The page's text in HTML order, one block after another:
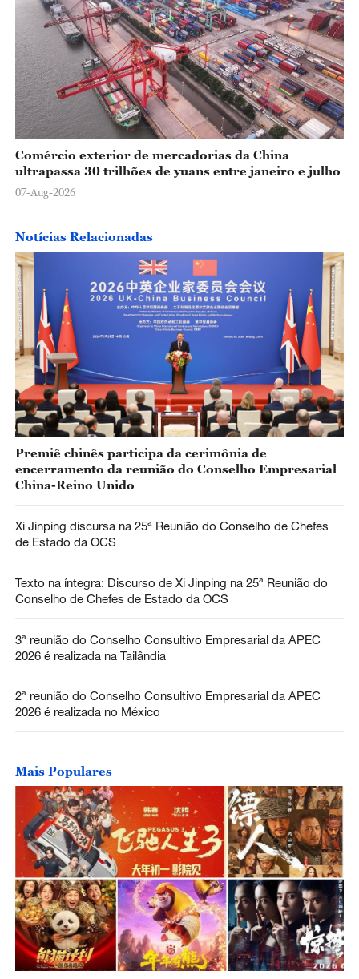
Comércio exterior de mercadorias da China
ultrapassa 30 trilhões de yuans entre janeiro e julho
07-Aug-2026
Notícias Relacionadas
Premiê chinês participa da cerimônia de
encerramento da reunião do Conselho Empresarial
China-Reino Unido
Xi Jinping discursa na 25ª Reunião do Conselho de Chefes
de Estado da OCS
Texto na íntegra: Discurso de Xi Jinping na 25ª Reunião do
Conselho de Chefes de Estado da OCS
3ª reunião do Conselho Consultivo Empresarial da APEC
2026 é realizada na Tailândia
2ª reunião do Conselho Consultivo Empresarial da APEC
2026 é realizada no México
Mais Populares